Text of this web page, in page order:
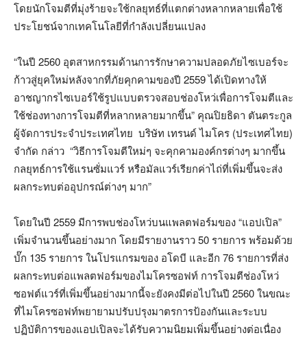
โดยนักโจมตีที่มุ่งร้ายจะใช้กลยุทธ์ที่แตกต่างหลากหลายเพื่อใช้
ประโยชน์จากเทคโนโลยีที่กำลังเปลี่ยนแปลง
“ในปี 2560 อุตสาหกรรมด้านการรักษาความปลอดภัยไซเบอร์จะ
ก้าวสู่ยุคใหม่หลังจากที่ภัยคุกคามของปี 2559 ได้เปิดทางให้
อาชญากรไซเบอร์ใช้รูปแบบตรวจสอบช่องโหว่เพื่อการโจมตีและ
ใช้ช่องทางการโจมตีที่หลากหลายมากขึ้น” คุณปิยธิดา ตันตระกูล
ผู้จัดการประจำประเทศไทย บริษัท เทรนด์ ไมโคร (ประเทศไทย)
จำกัด กล่าว “วิธีการโจมตีใหม่ๆ จะคุกคามองค์กรต่างๆ มากขึ้น
กลยุทธ์การใช้แรนซั่มแวร์ หรือมัลแวร์เรียกค่าไถ่ที่เพิ่มขึ้นจะส่ง
ผลกระทบต่ออุปกรณ์ต่างๆ มาก”
โดยในปี 2559 มีการพบช่องโหว่บนแพลตฟอร์มของ “แอปเปิล”
เพิ่มจำนวนขึ้นอย่างมาก โดยมีรายงานราว 50 รายการ พร้อมด้วย
บั๊ก 135 รายการ ในโปรแกรมของ อโดบี และอีก 76 รายการที่ส่ง
ผลกระทบต่อแพลตฟอร์มของไมโครซอฟท์ การโจมตีช่องโหว่
ซอฟต์แวร์ที่เพิ่มขึ้นอย่างมากนี้จะยังคงมีต่อไปในปี 2560 ในขณะ
ที่ไมโครซอฟท์พยายามปรับปรุงมาตรการป้องกันและระบบ
ปฏิบัติการของแอปเปิลจะได้รับความนิยมเพิ่มขึ้นอย่างต่อเนื่อง